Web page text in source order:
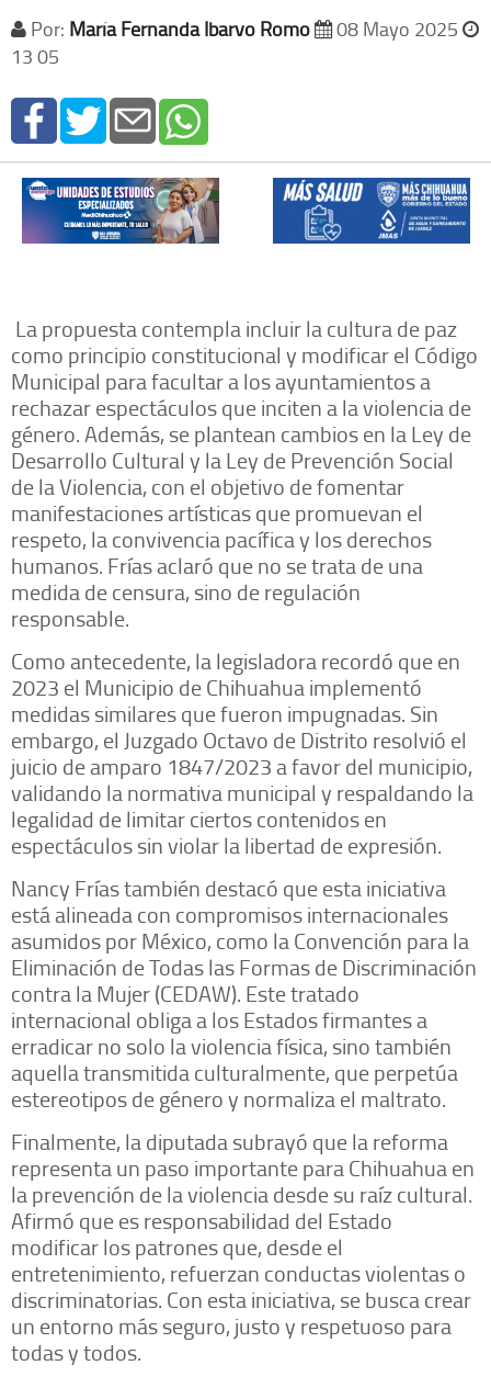
Por: María Fernanda Ibarvo Romo
08 Mayo 2025
13 05
La propuesta contempla incluir la cultura de paz
como principio constitucional y modificar el Código
Municipal para facultar a los ayuntamientos a
rechazar espectáculos que inciten a la violencia de
género. Además, se plantean cambios en la Ley de
Desarrollo Cultural y la Ley de Prevención Social
de la Violencia, con el objetivo de fomentar
manifestaciones artísticas que promuevan el
respeto, la convivencia pacífica y los derechos
humanos. Frías aclaró que no se trata de una
medida de censura, sino de regulación
responsable.
Como antecedente, la legisladora recordó que en
2023 el Municipio de Chihuahua implementó
medidas similares que fueron impugnadas. Sin
embargo, el Juzgado Octavo de Distrito resolvió el
juicio de amparo 1847/2023 a favor del municipio,
validando la normativa municipal y respaldando la
legalidad de limitar ciertos contenidos en
espectáculos sin violar la libertad de expresión.
Nancy Frías también destacó que esta iniciativa
está alineada con compromisos internacionales
asumidos por México, como la Convención para la
Eliminación de Todas las Formas de Discriminación
contra la Mujer (CEDAW). Este tratado
internacional obliga a los Estados firmantes a
erradicar no solo la violencia física, sino también
aquella transmitida culturalmente, que perpetúa
estereotipos de género y normaliza el maltrato.
Finalmente, la diputada subrayó que la reforma
representa un paso importante para Chihuahua en
la prevención de la violencia desde su raíz cultural.
Afirmó que es responsabilidad del Estado
modificar los patrones que, desde el
entretenimiento, refuerzan conductas violentas o
discriminatorias. Con esta iniciativa, se busca crear
un entorno más seguro, justo y respetuoso para
todas y todos.